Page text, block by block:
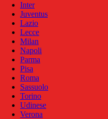
Inter
Juventus
Lazio
Lecce
Milan
Napoli
Parma
Pisa
Roma
Sassuolo
Torino
Udinese
Verona